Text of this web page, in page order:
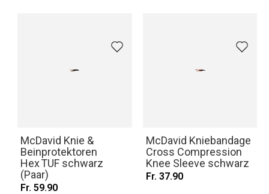
McDavid Knie &
Beinprotektoren
Hex TUF schwarz
(Paar)
Fr. 59.90
McDavid Kniebandage
Cross Compression
Knee Sleeve schwarz
Fr. 37.90